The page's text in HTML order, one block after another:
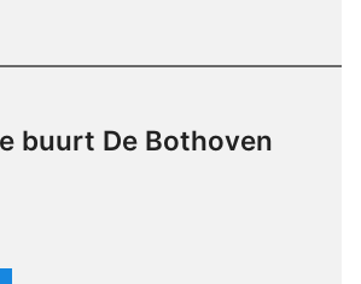
buurt De Bothoven